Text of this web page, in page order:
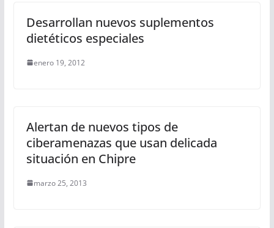
Desarrollan nuevos suplementos
dietéticos especiales
enero 19, 2012
Alertan de nuevos tipos de
ciberamenazas que usan delicada
situación en Chipre
marzo 25, 2013